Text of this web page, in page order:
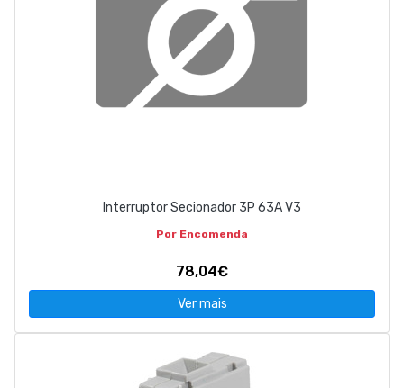
Interruptor Secionador 3P 63A V3
Por Encomenda
78,04€
Ver mais